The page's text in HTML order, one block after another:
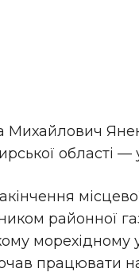
Михайлович
області —
районної
морехідному
працювати